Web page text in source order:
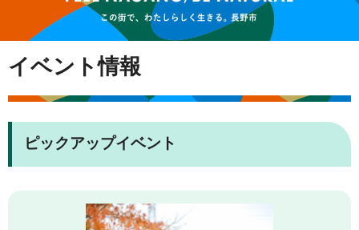
イベント情報
ピックアップイベント